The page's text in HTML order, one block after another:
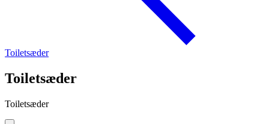
Toiletsæder
Toiletsæder
Toiletsæder